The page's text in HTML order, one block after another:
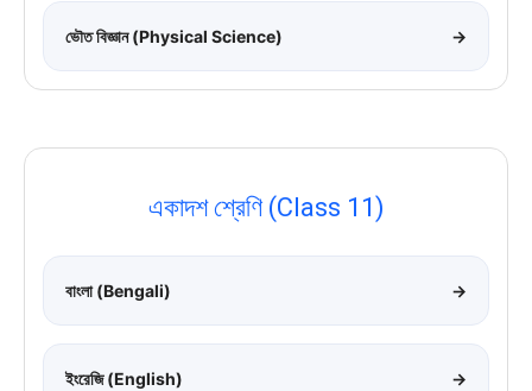
ভৌত বিজ্ঞান (Physical Science) →
একাদশ শ্রেণি (Class 11)
বাংলা (Bengali) →
ইংরেজি (English) →